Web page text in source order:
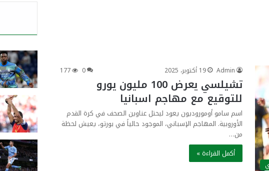
Admin 19 أكتوبر، 2025 0
177
تشيلسي يعرض 100 مليون يورو
للتوقيع مع مهاجم اسبانيا
اسم سامو أوموروديون يعود ليحتل عناوين الصحف في كرة القدم
الأوروبية. المهاجم الإسباني، الموجود حالياً في بورتو، يعيش لحظة
من…
أكمل القراءة »